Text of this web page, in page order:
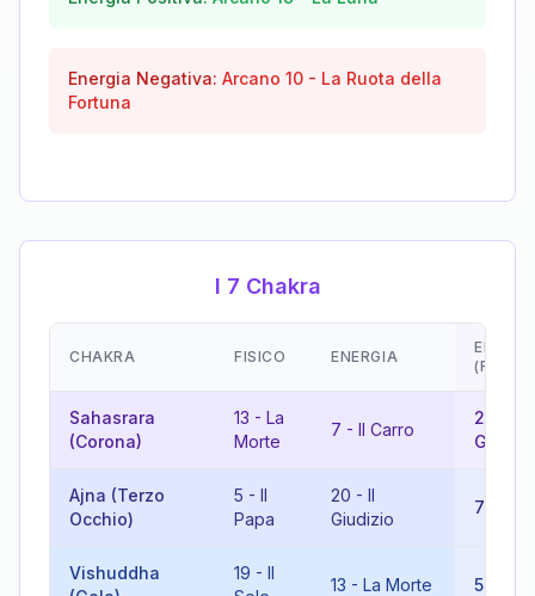
Energia Negativa: Arcano 10 - La Ruota della
Fortuna
I 7 Chakra
CHAKRA FISICO ENERGIA
Sahasrara
(Corona)
13 - La
Morte
7 - Il Carro
20
Ajna (Terzo
Occhio)
5 - Il
Papa
20 - Il
Giudizio
7
Vishuddha
19 - Il
13 - La Morte 5